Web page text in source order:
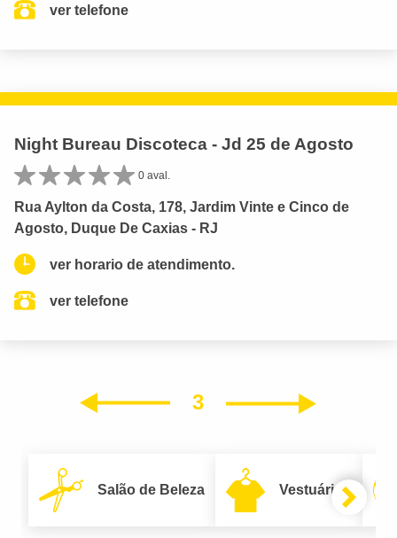
ver telefone
Night Bureau Discoteca - Jd 25 de Agosto
0 aval.
Rua Aylton da Costa, 178, Jardim Vinte e Cinco de
Agosto, Duque De Caxias - RJ
ver horario de atendimento.
ver telefone
3
Salão de Beleza Vestuário